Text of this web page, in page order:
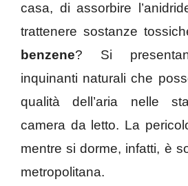
casa, di assorbire
trattenere sostanze
benzene? Si
inquinanti naturali che
qualità dell’aria nelle
camera da letto. La
mentre si dorme, infatti, è
metropolitana.